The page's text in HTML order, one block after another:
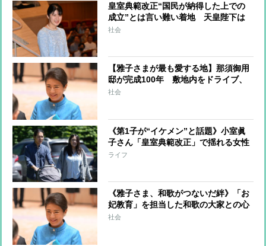
皇室典範改正“国民が納得した上での
成立”とは言い難い着地 天皇陛下は
静養中にご署名“内容が不服でも拒否
に報道
社会
【雅子さまが最も愛する地】那須御用
邸が完成100年 敷地内をドライブ、
テントでゴロゴロ、ママ友と夕食会…
い愛
社会
《第1子が“イケメン”と話題》小室眞
子さん「皇室典範改正」で揺れる女性
皇族「結婚は必要な選択」と語ってい
ライフ
《雅子さま、和歌がつないだ絆》「お
妃教育」を担当した和歌の大家との心
温まる触れ合い その恩師の愛弟子が
社会